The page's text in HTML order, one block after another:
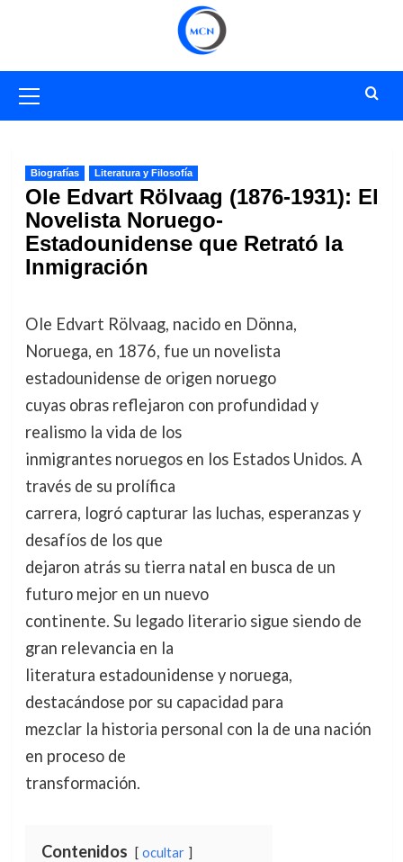
primario
Biografías Literatura y Filosofía
Ole Edvart Rölvaag (1876-1931): El
Novelista Noruego-
Estadounidense que Retrató la
Inmigración
Ole Edvart Rölvaag, nacido en Dönna,
Noruega, en 1876, fue un novelista
estadounidense de origen noruego
cuyas obras reflejaron con profundidad y
realismo la vida de los
inmigrantes noruegos en los Estados Unidos. A
través de su prolífica
carrera, logró capturar las luchas, esperanzas y
desafíos de los que
dejaron atrás su tierra natal en busca de un
futuro mejor en un nuevo
continente. Su legado literario sigue siendo de
gran relevancia en la
literatura estadounidense y noruega,
destacándose por su capacidad para
mezclar la historia personal con la de una nación
en proceso de
transformación.
Contenidos ocultar